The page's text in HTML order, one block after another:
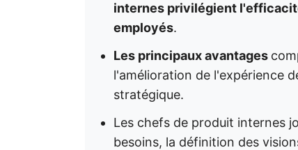
internes privilégient
employés.
Les principaux avantages
l'amélioration de l'expérience
stratégique.
Les chefs de produit internes
besoins, la définition des